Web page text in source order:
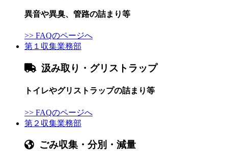
異音や異臭、管路の詰まり等
>> FAQのページへ
第１収集業務部
汲み取り・グリストラップ
トイレやグリストラップの詰まり等
>> FAQのページへ
第２収集業務部
ごみ収集・分別・減量